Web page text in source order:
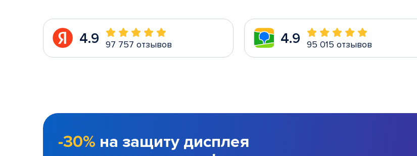
4.9 97 757 отзывов 4.9 95 015 отзывов
-30% на защиту дисплея